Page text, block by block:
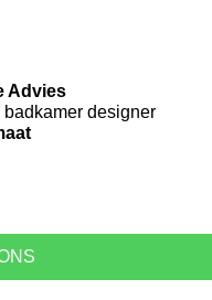
r
a
m
Advies
designer